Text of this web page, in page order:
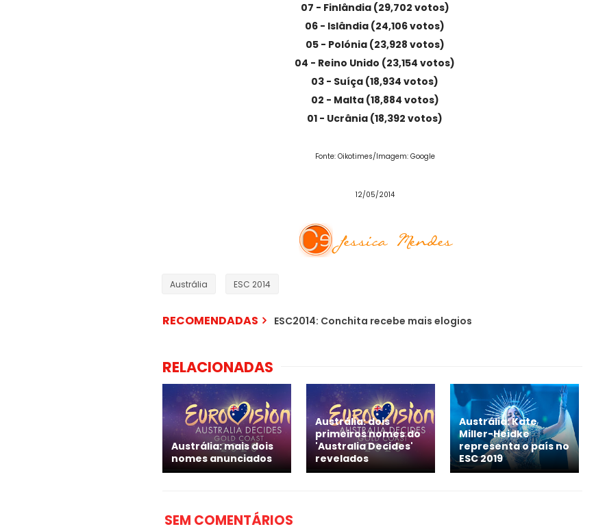
07 - Finlândia (29,702 votos)
06 - Islândia (24,106 votos)
05 - Polónia (23,928 votos)
04 - Reino Unido (23,154 votos)
03 - Suíça (18,934 votos)
02 - Malta (18,884 votos)
01 - Ucrânia (18,392 votos)
Fonte: Oikotimes/Imagem:Google
12/05/2014
Austrália ESC 2014
RECOMENDADAS ESC2014: Conchita recebe mais elogios
RELACIONADAS
Austrália: mais dois
nomes anunciados
Austrália: dois
primeiros nomes do
'Australia Decides'
revelados
Austrália: Kate
Miller-Heidke
representa o país no
ESC 2019
SEM COMENTÁRIOS